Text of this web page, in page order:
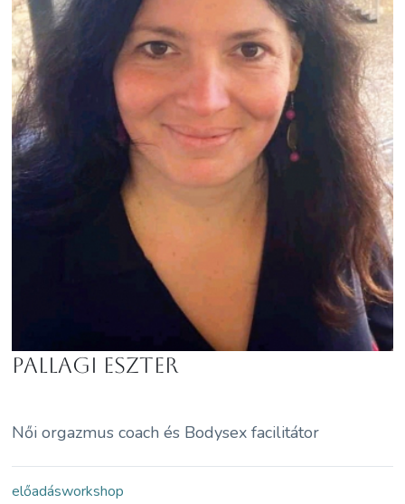
Pallagi Eszter
Női orgazmus coach és Bodysex facilitátor
előadásworkshop